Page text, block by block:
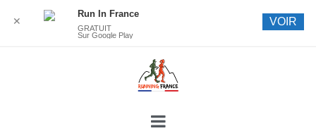
✕
Run In France
GRATUIT
Sur Google Play
VOIR